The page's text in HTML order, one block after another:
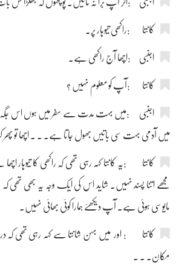
اجنبی :اگر آپ برا نہ مانیں۔ پوچھوں کہ جھگڑا کس بات
کانتا :راکھی تیوہار پر۔
اجنبی :اچھا آج راکھی ہے۔
کانتا :آپ کو معلوم نہیں ؟
اجنبی :میں بہت مدت سے سفر میں ہوں اس جگہ
میں آدمی بہت سی باتیں بھول جاتا ہے۔ ۔ ۔ اچھا تو پھر
کانتا :یہ کانتا کہہ رہی تھی کہ راکھی کا تیوہار
مجھے اتنا پسند نہیں۔ شاید اس کی ایک وجہ یہ بھی تھی
مایوسی ہوئی ہے۔ آپ دیکھئے ہمارا کوئی بھائی نہیں۔
کانتا : اور میں بہن شانتا سے کہہ رہی تھی کہ
مکان۔ ۔ ۔